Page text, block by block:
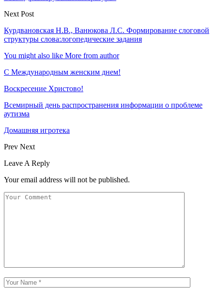
Next Post
Курдвановская Н.В., Ванюкова Л.С. Формирование слоговой
структуры слова:логопедические задания
You might also like More from author
С Международным женским днем!
Воскресение Xристово!
Всемирный день распространения информации о проблеме
аутизма
Домашняя игротека
Prev Next
Leave A Reply
Your email address will not be published.